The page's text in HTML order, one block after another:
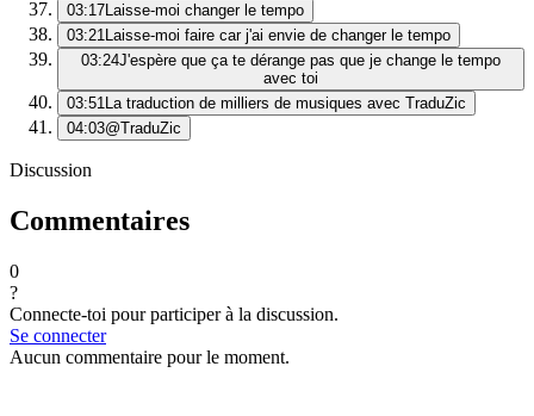
03:17Laisse-moi changer le tempo
03:21Laisse-moi faire car j'ai envie de changer le tempo
03:24J'espère que ça te dérange pas que je change le tempo
avec toi
03:51La traduction de milliers de musiques avec TraduZic
04:03@TraduZic
Discussion
Commentaires
0
?
Connecte-toi pour participer à la discussion.
Se connecter
Aucun commentaire pour le moment.